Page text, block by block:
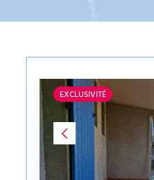
EXCLUSIVITÉ